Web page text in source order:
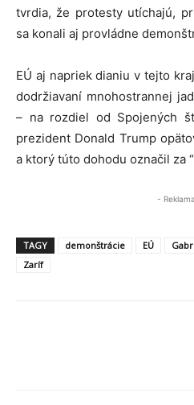
tvrdia, že protesty utíchajú,
sa konali aj provládne
EÚ aj napriek dianiu v tejto
dodržiavaní mnohostrannej
– na rozdiel od Spojených
prezident Donald Trump
a ktorý túto dohodu označil za
-
TAGY demonštrácie EÚ
Zaríf